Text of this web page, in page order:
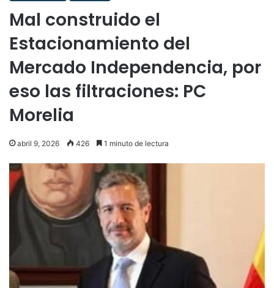
Mal construido el
Estacionamiento del
Mercado Independencia, por
eso las filtraciones: PC
Morelia
abril 9, 2026 426 1 minuto de lectura